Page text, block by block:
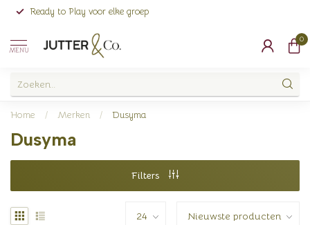
Ready to Play voor elke groep
MENU
0
Home / Merken / Dusyma
Dusyma
Filters